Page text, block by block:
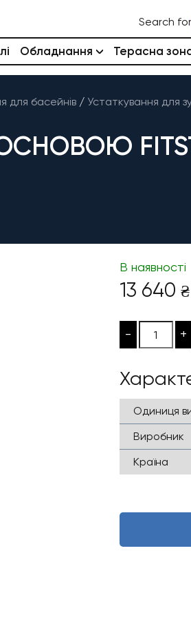
Search
Обладнання Терасна
для басейнів / Устаткування для
В наявності
13 640 ₴
- +
Одиниця
Виробник
Країна